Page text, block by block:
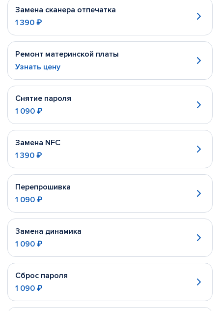
Замена сканера отпечатка
1 390 ₽
Ремонт материнской платы
Узнать цену
Снятие пароля
1 090 ₽
Замена NFC
1 390 ₽
Перепрошивка
1 090 ₽
Замена динамика
1 090 ₽
Сброс пароля
1 090 ₽